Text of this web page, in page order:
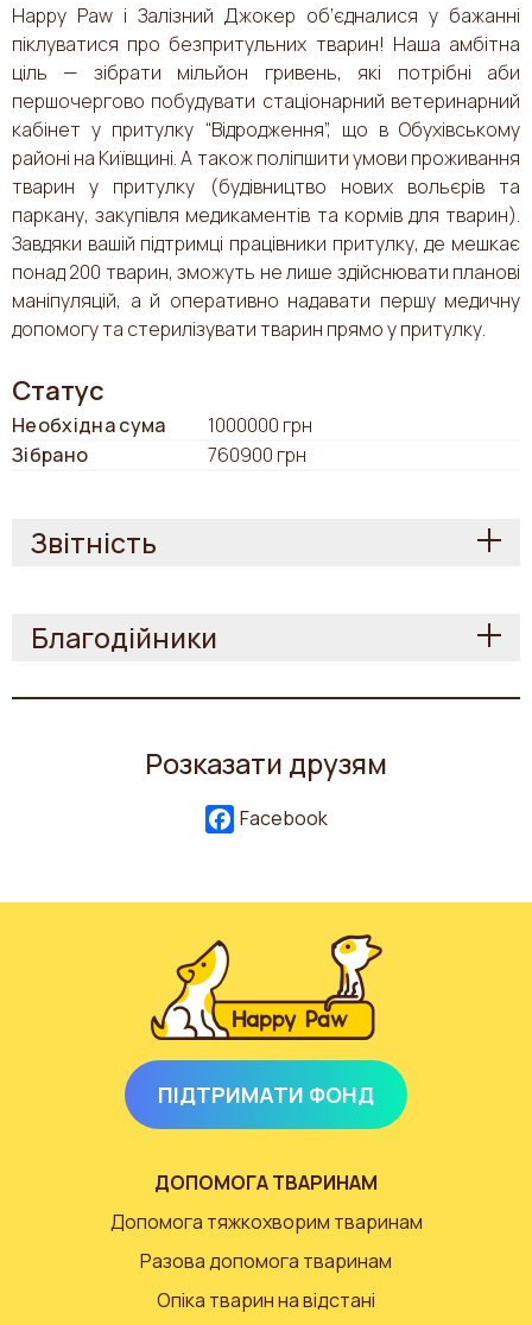
Happy Paw і Залізний Джокер об’єдналися у бажанні
піклуватися про безпритульних тварин! Наша амбітна
ціль — зібрати мільйон гривень, які потрібні аби
першочергово побудувати стаціонарний ветеринарний
кабінет у притулку “Відродження”, що в Обухівському
районі на Київщині. А також поліпшити умови проживання
тварин у притулку (будівництво нових вольєрів та
паркану, закупівля медикаментів та кормів для тварин).
Завдяки вашій підтримці працівники притулку, де мешкає
понад 200 тварин, зможуть не лише здійснювати планові
маніпуляцій, а й оперативно надавати першу медичну
допомогу та стерилізувати тварин прямо у притулку.
Статус
Необхідна сума
1000000 грн
Зібрано
760900 грн
Звітність
Благодійники
Розказати друзям
Facebook
ПІДТРИМАТИ ФОНД
ДОПОМОГА ТВАРИНАМ
Допомога тяжкохворим тваринам
Разова допомога тваринам
Опіка тварин на відстані